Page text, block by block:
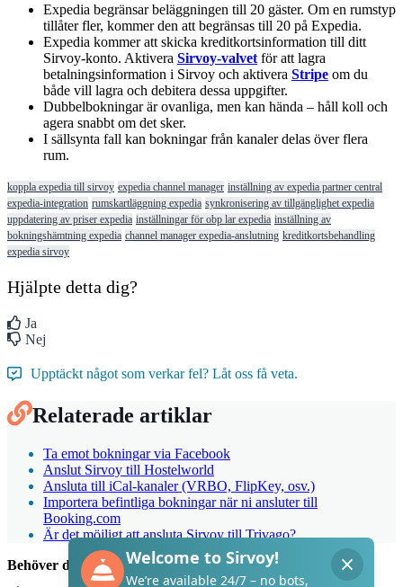
Expedia begränsar beläggningen till 20 gäster. Om en rumstyp
tillåter fler, kommer den att begränsas till 20 på Expedia.
Expedia kommer att skicka kreditkortsinformation till ditt
Sirvoy-konto. Aktivera Sirvoy-valvet för att lagra
betalningsinformation i Sirvoy och aktivera Stripe om du
både vill lagra och debitera dessa uppgifter.
Dubbelbokningar är ovanliga, men kan hända – håll koll och
agera snabbt om det sker.
I sällsynta fall kan bokningar från kanaler delas över flera
rum.
koppla expedia till sirvoy expedia channel manager inställning av expedia partner central
expedia-integration rumskartläggning expedia synkronisering av tillgänglighet expedia
uppdatering av priser expedia inställningar för obp lar expedia inställning av
bokningshämtning expedia channel manager expedia-anslutning kreditkortsbehandling
expedia sirvoy
Hjälpte detta dig?
Ja
Nej
Upptäckt något som verkar fel? Låt oss få veta.
Relaterade artiklar
Ta emot bokningar via Facebook
Anslut Sirvoy till Hostelworld
Ansluta till iCal-kanaler (VRBO, FlipKey, osv.)
Importera befintliga bokningar när ni ansluter till
Booking.com
Är det möjligt att ansluta Sirvoy till Trivago?
Behöver du hjälp med Sirvoy?